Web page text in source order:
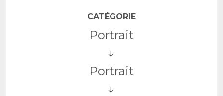
CATÉGORIE
Portrait
Portrait